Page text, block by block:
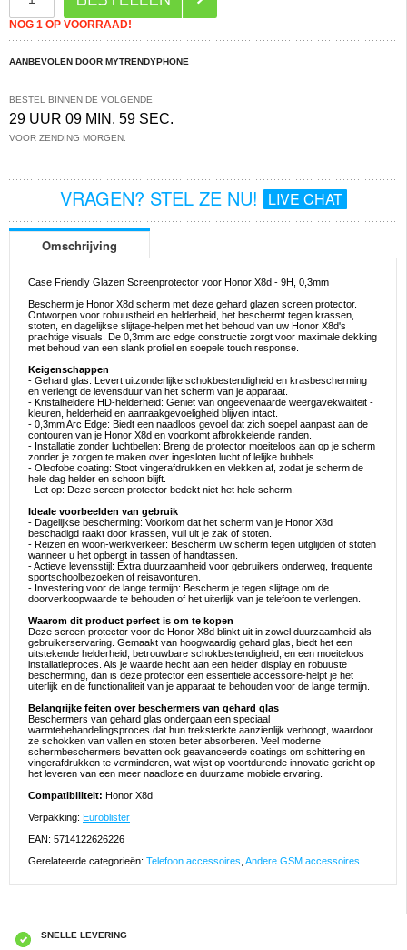
NOG 1 OP VOORRAAD!
AANBEVOLEN DOOR MYTRENDYPHONE
BESTEL BINNEN DE VOLGENDE
29 UUR 09 MIN. 59 SEC.
VOOR ZENDING MORGEN.
VRAGEN? STEL ZE NU! LIVE CHAT
Omschrijving
Case Friendly Glazen Screenprotector voor Honor X8d - 9H, 0,3mm
Bescherm je Honor X8d scherm met deze gehard glazen screen protector.
Ontworpen voor robuustheid en helderheid, het beschermt tegen krassen,
stoten, en dagelijkse slijtage-helpen met het behoud van uw Honor X8d's
prachtige visuals. De 0,3mm arc edge constructie zorgt voor maximale dekking
met behoud van een slank profiel en soepele touch response.
Keigenschappen
- Gehard glas: Levert uitzonderlijke schokbestendigheid en krasbescherming
en verlengt de levensduur van het scherm van je apparaat.
- Kristalheldere HD-helderheid: Geniet van ongeëvenaarde weergavekwaliteit -
kleuren, helderheid en aanraakgevoeligheid blijven intact.
- 0,3mm Arc Edge: Biedt een naadloos gevoel dat zich soepel aanpast aan de
contouren van je Honor X8d en voorkomt afbrokkelende randen.
- Installatie zonder luchtbellen: Breng de protector moeiteloos aan op je scherm
zonder je zorgen te maken over ingesloten lucht of lelijke bubbels.
- Oleofobe coating: Stoot vingerafdrukken en vlekken af, zodat je scherm de
hele dag helder en schoon blijft.
- Let op: Deze screen protector bedekt niet het hele scherm.
Ideale voorbeelden van gebruik
- Dagelijkse bescherming: Voorkom dat het scherm van je Honor X8d
beschadigd raakt door krassen, vuil uit je zak of stoten.
- Reizen en woon-werkverkeer: Bescherm uw scherm tegen uitglijden of stoten
wanneer u het opbergt in tassen of handtassen.
- Actieve levensstijl: Extra duurzaamheid voor gebruikers onderweg, frequente
sportschoolbezoeken of reisavonturen.
- Investering voor de lange termijn: Bescherm je tegen slijtage om de
doorverkoopwaarde te behouden of het uiterlijk van je telefoon te verlengen.
Waarom dit product perfect is om te kopen
Deze screen protector voor de Honor X8d blinkt uit in zowel duurzaamheid als
gebruikerservaring. Gemaakt van hoogwaardig gehard glas, biedt het een
uitstekende helderheid, betrouwbare schokbestendigheid, en een moeiteloos
installatieproces. Als je waarde hecht aan een helder display en robuuste
bescherming, dan is deze protector een essentiële accessoire-helpt je het
uiterlijk en de functionaliteit van je apparaat te behouden voor de lange termijn.
Belangrijke feiten over beschermers van gehard glas
Beschermers van gehard glas ondergaan een speciaal
warmtebehandelingsproces dat hun treksterkte aanzienlijk verhoogt, waardoor
ze schokken van vallen en stoten beter absorberen. Veel moderne
schermbeschermers bevatten ook geavanceerde coatings om schittering en
vingerafdrukken te verminderen, wat wijst op voortdurende innovatie gericht op
het leveren van een meer naadloze en duurzame mobiele ervaring.
Compatibiliteit: Honor X8d
Verpakking: Euroblister
EAN: 5714122626226
Gerelateerde categorieën: Telefoon accessoires Andere GSM accessoires
SNELLE LEVERING